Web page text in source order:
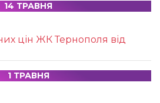
14 ТРАВНЯ
цін ЖК Тернополя від
1 ТРАВНЯ